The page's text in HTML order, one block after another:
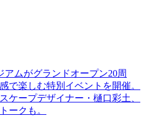
ムがグランドオープン20周
で楽しむ特別イベントを開催。
ケープデザイナー・樋口彩土、
ークも。